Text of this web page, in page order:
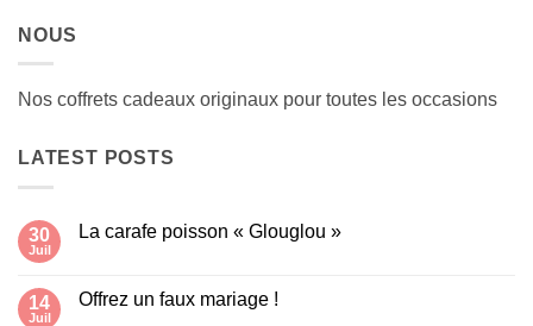
NOUS
Nos coffrets cadeaux originaux pour toutes les occasions
LATEST POSTS
30
Juil
La carafe poisson « Glouglou »
La
14
Juil
Offrez un faux mariage !